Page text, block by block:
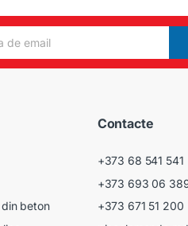
beton
Contacte
+373 68 541 541
+373 693 06
+373 671 51 200